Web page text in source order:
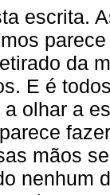
escrita.
da
E é
olhar a
mãos
nenhum